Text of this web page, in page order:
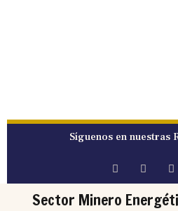
Síguenos en nuestras
Sector Minero